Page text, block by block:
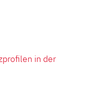
in der